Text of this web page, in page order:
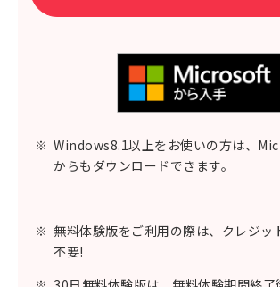
※ Windows8.1以上をお使いの方は、
からもダウンロードできます。
※ 無料体験版をご利用の際は、クレジッ
不要!